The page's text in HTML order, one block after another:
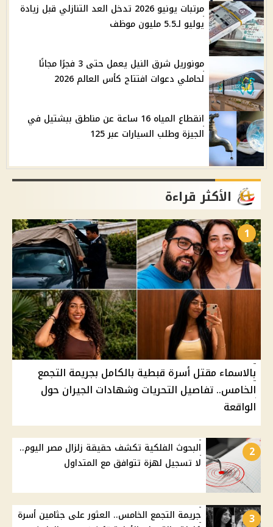
مرتبات يونيو 2026 تدخل العد التنازلي قبل زيادة
يوليو لـ5.5 مليون موظف
مونوريل شرق النيل يعمل حتى 3 فجرًا مجانًا
لحاملي دعوات افتتاح كأس العالم 2026
انقطاع المياه 16 ساعة عن مناطق ببشتيل في
الجيزة وطلب السيارات عبر 125
الأكثر قراءة
1
بالاسماء مقتل أسرة قبطية بالكامل بجريمة التجمع
الخامس.. تفاصيل التحريات وشهادات الجيران حول
الواقعة
2
البحوث الفلكية تكشف حقيقة زلزال مصر اليوم..
لا تسجيل لهزة تتوافق مع المتداول
3
جريمة التجمع الخامس.. العثور على جثامين أسرة